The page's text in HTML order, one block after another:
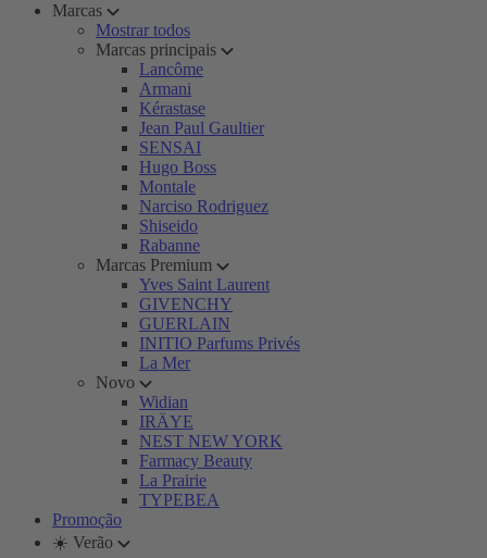
Marcas
Mostrar todos
Marcas principais
Lancôme
Armani
Kérastase
Jean Paul Gaultier
SENSAI
Hugo Boss
Montale
Narciso Rodriguez
Shiseido
Rabanne
Marcas Premium
Yves Saint Laurent
GIVENCHY
GUERLAIN
INITIO Parfums Privés
La Mer
Novo
Widian
IRÄYE
NEST NEW YORK
Farmacy Beauty
La Prairie
TYPEBEA
Promoção
☀️ Verão